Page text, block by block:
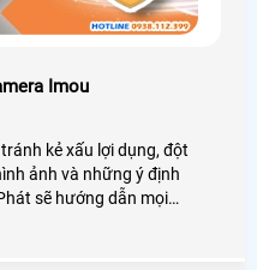
Imou
kẻ xấu lợi dụng, đột
ảnh và những ý định